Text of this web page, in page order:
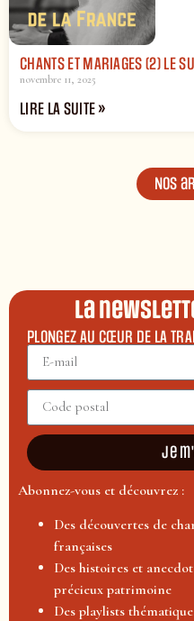
CHANTS ET MARIAGES (2) LE
novembre 11, 2025
LIRE LA SUITE »
Nos
La
PLONGEZ AU CŒUR DE LA
Je
Abonnez-vous et découvrez :
Des découvertes de
françaises
Des histoires et
précieux patrimoine
Des playlists